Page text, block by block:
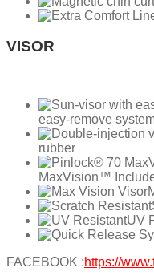
VISOR
easy-remove
rubber
MaxVision™
UV
FACEBOOK :https://